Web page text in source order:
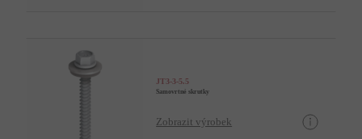
JT3-3-5.5
Samovrtné skrutky
Zobrazit výrobek